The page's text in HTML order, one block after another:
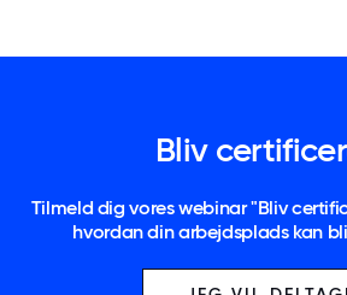
Bliv
Tilmeld dig vores webinar "Bliv
hvordan din arbejdsplads kan